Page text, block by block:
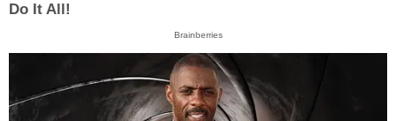
Do It All!
Brainberries